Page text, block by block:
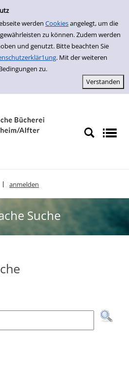
werden Cookiesangelegt, um die
zu können. Zudem werden
und genutzt. Bitte beachten Sie
. Mit der weiteren
zu.
anmelden
Suche
nach der Sie